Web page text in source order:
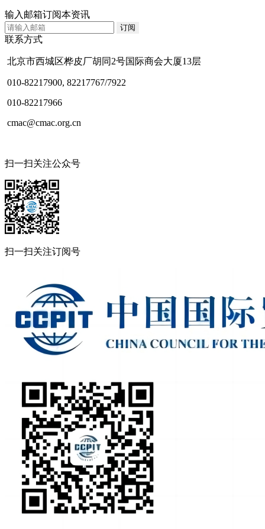
输入邮箱订阅本资讯
联系方式
北京市西城区桦皮厂胡同2号国际商会大厦13层
010-82217900, 82217767/7922
010-82217966
cmac@cmac.org.cn
扫一扫关注公众号
扫一扫关注订阅号